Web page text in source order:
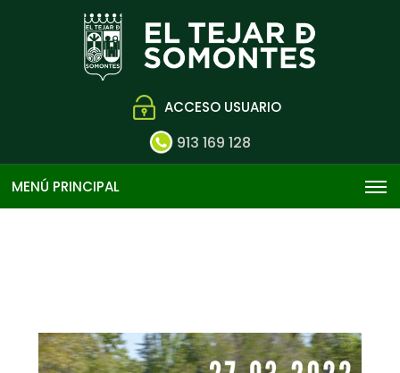
ACCESO USUARIO
913 169 128
MENÚ PRINCIPAL